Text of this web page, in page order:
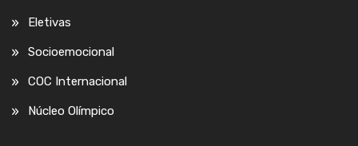
Eletivas
Socioemocional
COC Internacional
Núcleo Olímpico